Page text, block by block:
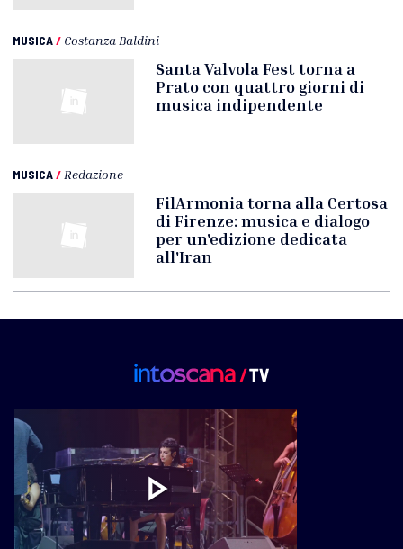
MUSICA/ Costanza Baldini
Santa Valvola Fest torna a
Prato con quattro giorni di
musica indipendente
MUSICA/ Redazione
FilArmonia torna alla Certosa
di Firenze: musica e dialogo
per un'edizione dedicata
all'Iran